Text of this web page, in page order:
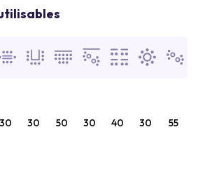
30 30 50 30 40 30 55